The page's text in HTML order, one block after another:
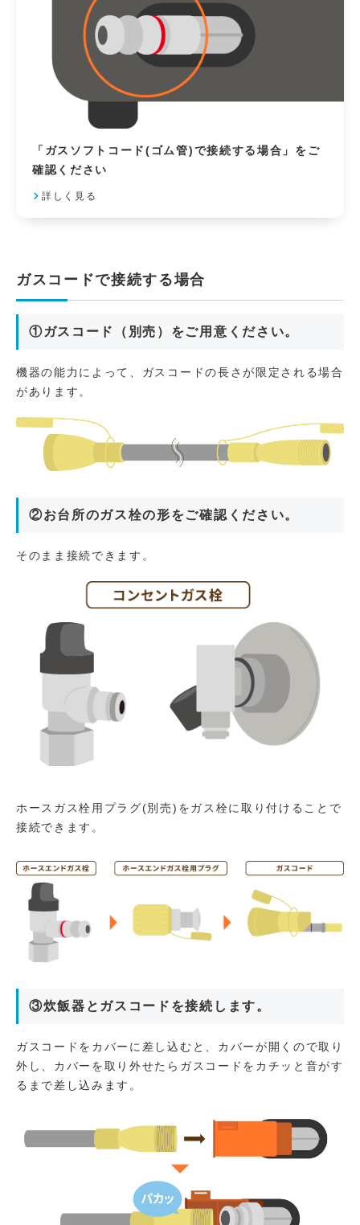
「ガスソフトコード(ゴム管)で接続する場合」をご
確認ください
詳しく見る
ガスコードで接続する場合
①ガスコード（別売）をご用意ください。
機器の能力によって、ガスコードの長さが限定される場合
があります。
②お台所のガス栓の形をご確認ください。
そのまま接続できます。
ホースガス栓用プラグ(別売)をガス栓に取り付けることで
接続できます。
③炊飯器とガスコードを接続します。
ガスコードをカバーに差し込むと、カバーが開くので取り
外し、カバーを取り外せたらガスコードをカチッと音がす
るまで差し込みます。